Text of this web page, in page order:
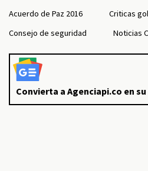
Acuerdo de Paz 2016
Criticas
Consejo de seguridad
Noticias
Convierta a Agenciapi.co en